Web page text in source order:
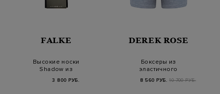
FALKE
Высокие носки
Shadow из
хлопка в поло…
3 800 РУБ.
DEREK ROSE
Боксеры из
эластичного
меланжевым
8 560 РУБ. 10 700 РУБ.